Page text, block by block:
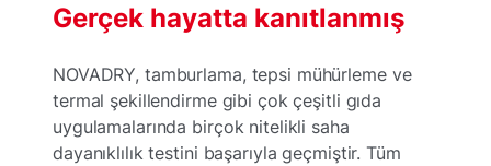
Gerçek hayatta kanıtlanmış
NOVADRY, tamburlama, tepsi mühürleme ve
termal şekillendirme gibi çok çeşitli gıda
uygulamalarında birçok nitelikli saha
dayanıklılık testini başarıyla geçmiştir. Tüm